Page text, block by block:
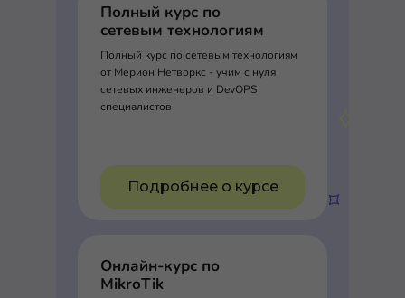
Полный курс по
сетевым технологиям
Полный курс по сетевым технологиям
от Мерион Нетворкс - учим с нуля
сетевых инженеров и DevOPS
специалистов
Подробнее о курсе
Онлайн-курс по
MikroTik